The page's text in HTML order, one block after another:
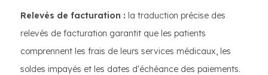
Relevés de facturation : la traduction précise des
relevés de facturation garantit que les patients
comprennent les frais de leurs services médicaux, les
soldes impayés et les dates d'échéance des paiements.